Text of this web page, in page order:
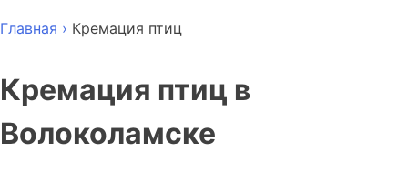
Главная › Кремация птиц
Кремация птиц в
Волоколамске